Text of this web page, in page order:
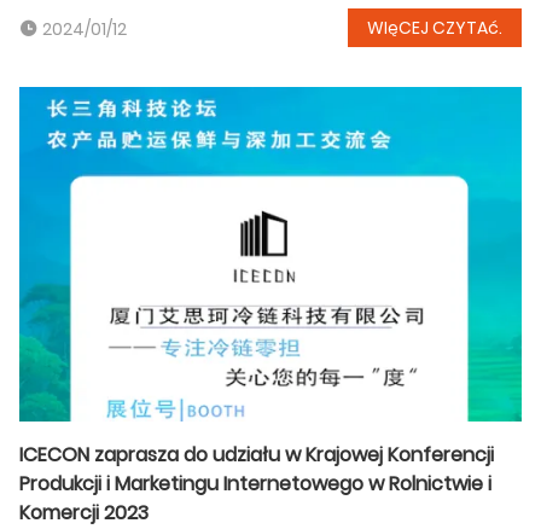
2024/01/12 WIęCEJ CZYTAć.
ICECON zaprasza do udziału w Krajowej Konferencji
Produkcji i Marketingu Internetowego w Rolnictwie i
Komercji 2023